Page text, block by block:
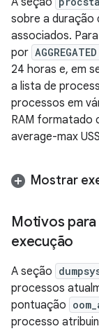
sobre a duração
associados.
por
24 horas e, em
a lista de
processos em
RAM formatado
average-max
Mostrar
Motivos
execução
A seção
processos
pontuação
processo